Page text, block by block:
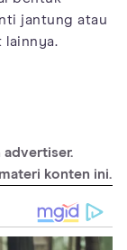
jantung atau
lainnya.
cpr/basics/art-
advertiser.
konten ini.